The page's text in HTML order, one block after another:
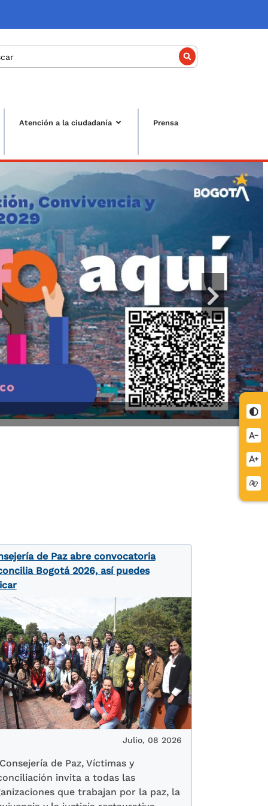
Atención a la ciudadanía Prensa
de Paz abre convocatoria
Bogotá 2026, así puedes
Julio, 08 2026
de Paz, Víctimas y
invita a todas las
que trabajan por la paz, la